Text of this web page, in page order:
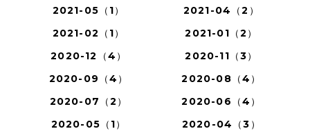
2021-05（1）
2021-04（2）
2021-02（1）
2021-01（2）
2020-12（4）
2020-11（3）
2020-09（4）
2020-08（4）
2020-07（2）
2020-06（4）
2020-05（1）
2020-04（3）